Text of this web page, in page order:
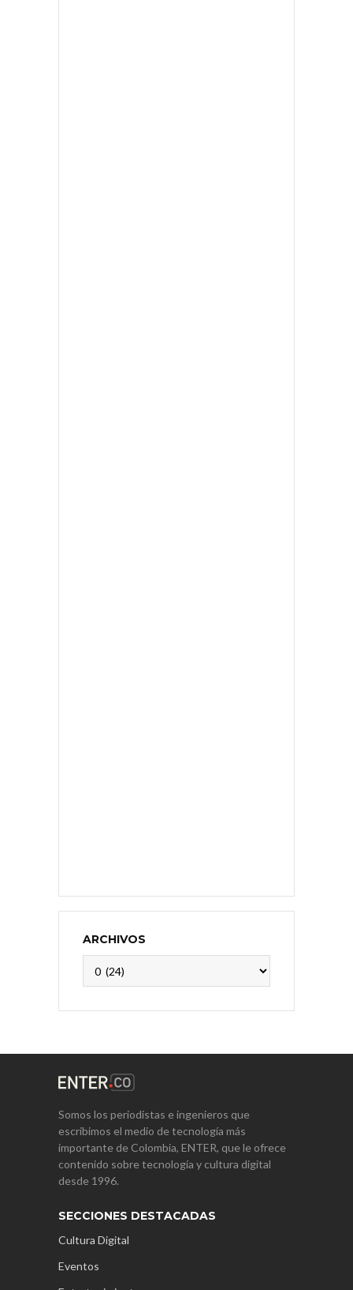
ARCHIVOS
Somos los periodistas e ingenieros que
escribimos el medio de tecnología más
importante de Colombia, ENTER, que le ofrece
contenido sobre tecnología y cultura digital
desde 1996.
SECCIONES DESTACADAS
Cultura Digital
Eventos